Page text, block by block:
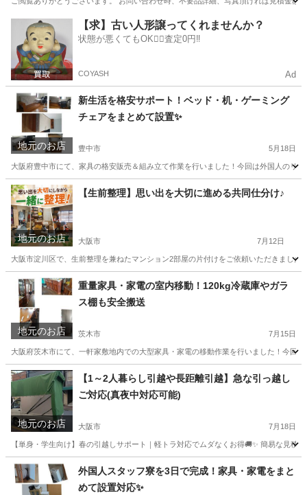
吹田市 江坂駅 不用品回収 取り外し
【求】古い人形譲ってくれませんか？
状態が悪くてもOK🙆‍♀️査定0円‼️
COYASH Ad
地元のお店
新生活を格安サポート！ベッド・机・ゲーミング
チェアをまとめて設置✨
豊中市 5月18日
大阪府豊中市にて、家具の格安販売＆組み立て作業を行いました！今回は外国人のリ
大阪 豊中市 便利屋 格安
地元のお店
【生前整理】思い出を大切に進める共同仕分け♪
大阪市 7月12日
大阪市淀川区で、生前整理を兼ねたマンション2部屋の片付けをご依頼いただきまし
大阪 大阪市 不用品回収 片付け
地元のお店
重量家具・家電の室内移動！120kg冷蔵庫やガラ
ス棚も安全搬送
茨木市 7月15日
大阪府茨木市にて、一軒家敷地内での大型家具・家電の移動作業を行いました！今回
大阪 茨木市 案件
地元のお店
【1～2人暮らし引越や長距離引越】急な引っ越し
ご対応(真夜中対応可能)
大阪市 7月18日
【単身・学生向け】春の引越しサポート｜軽トラ対応でムダなくお得🚚✨ 簡易な見
大阪 大阪市 引っ越し 軽トラ
外国人スタッフ寮を3日で完成！家具・家電をまと
めて設置対応✨